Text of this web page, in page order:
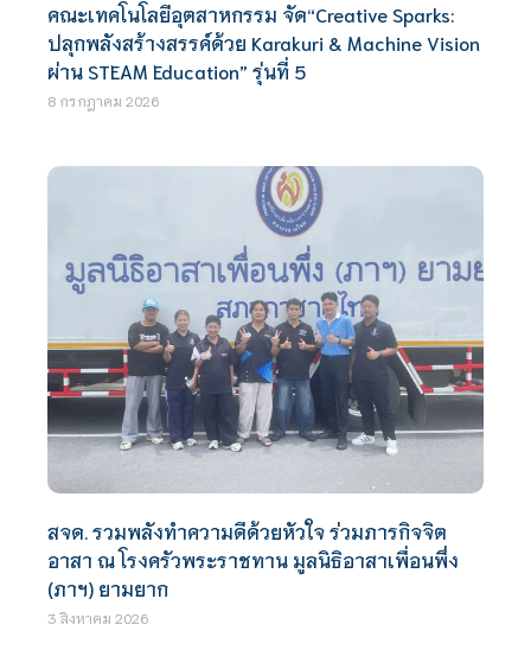
คณะเทคโนโลยีอุตสาหกรรม จัด“Creative Sparks:
ปลุกพลังสร้างสรรค์ด้วย Karakuri & Machine Vision
ผ่าน STEAM Education” รุ่นที่ 5
8 กรกฎาคม 2026
สจด. รวมพลังทำความดีด้วยหัวใจ ร่วมภารกิจจิต
อาสา ณ โรงครัวพระราชทาน มูลนิธิอาสาเพื่อนพึ่ง
(ภาฯ) ยามยาก
3 สิงหาคม 2026